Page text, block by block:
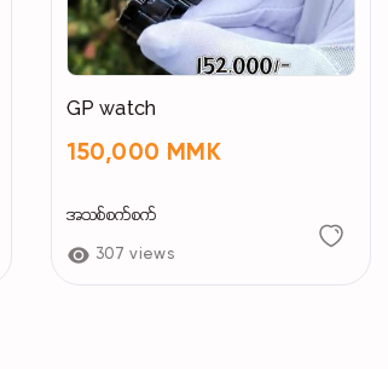
GP watch
150,000 MMK
အသစ်စက်စက်
307 views